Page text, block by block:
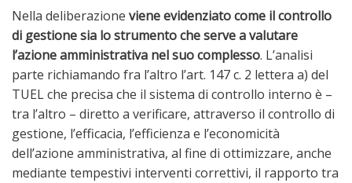
Nella deliberazione viene evidenziato come il controllo
di gestione sia lo strumento che serve a valutare
l’azione amministrativa nel suo complesso. L’analisi
parte richiamando fra l’altro l’art. 147 c. 2 lettera a) del
TUEL che precisa che il sistema di controllo interno è –
tra l’altro – diretto a verificare, attraverso il controllo di
gestione, l’efficacia, l’efficienza e l’economicità
dell’azione amministrativa, al fine di ottimizzare, anche
mediante tempestivi interventi correttivi, il rapporto tra